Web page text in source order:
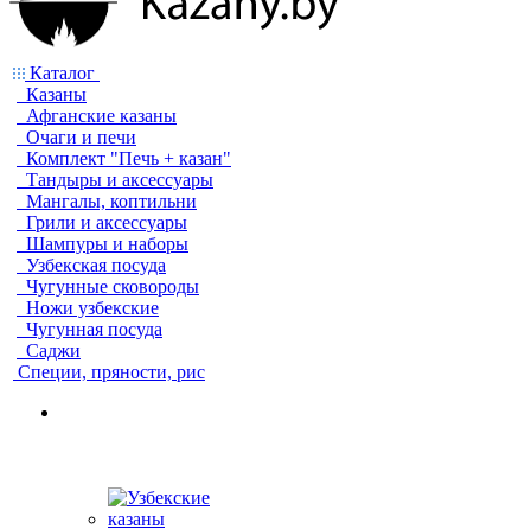
Каталог
Казаны
Афганские казаны
Очаги и печи
Комплект "Печь + казан"
Тандыры и аксессуары
Мангалы, коптильни
Грили и аксессуары
Шампуры и наборы
Узбекская посуда
Чугунные сковороды
Ножи узбекские
Чугунная посуда
Саджи
Специи, пряности, рис